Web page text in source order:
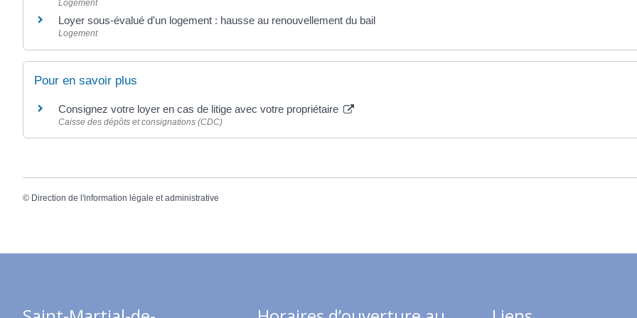
Logement
Loyer sous-évalué d'un logement : hausse au renouvellement du bail
Logement
Pour en savoir plus
Consignez votre loyer en cas de litige avec votre propriétaire
Caisse des dépôts et consignations (CDC)
© Direction de l'information légale et administrative